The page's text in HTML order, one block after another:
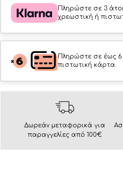
Πληρώστε σε 3
χρεωστική ή
Πληρώστε σε έως 6
πιστωτική κάρτα.
Δωρεάν μεταφορικά για
παραγγελίες από 100€